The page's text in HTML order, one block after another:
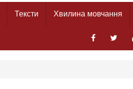
Тексти Хвилина мовчання